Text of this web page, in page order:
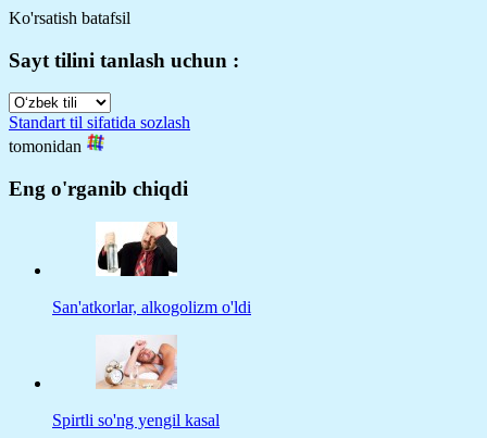
Ko'rsatish batafsil
Sayt tilini tanlash uchun :
Standart til sifatida sozlash
tomonidan
Eng o'rganib chiqdi
San'atkorlar, alkogolizm o'ldi
Spirtli so'ng yengil kasal